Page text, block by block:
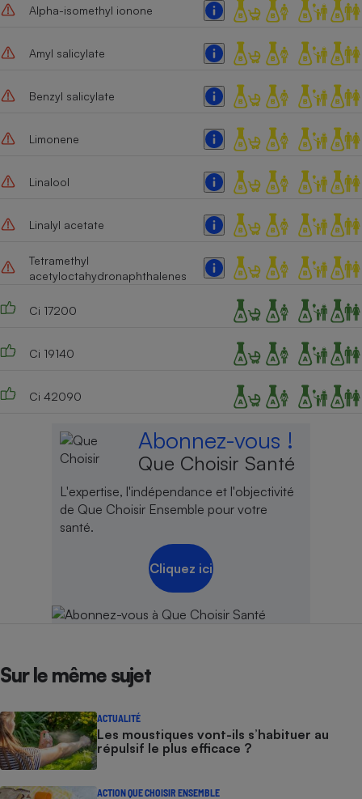
Alpha-isomethyl ionone
Amyl salicylate
Benzyl salicylate
Limonene
Linalool
Linalyl acetate
Tetramethyl
acetyloctahydronaphthalenes
Ci 17200
Ci 19140
Ci 42090
Abonnez-vous !
Que Choisir Santé
L'expertise, l'indépendance et l'objectivité
de Que Choisir Ensemble pour votre
santé.
Cliquez ici
Sur le même sujet
ACTUALITÉ
Les moustiques vont-ils s’habituer au
répulsif le plus efficace ?
ACTION QUE CHOISIR ENSEMBLE